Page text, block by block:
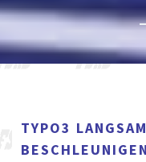
TYPO3